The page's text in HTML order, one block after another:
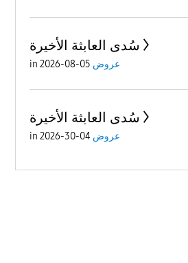
سُدى العابثة الأخيرة
in عروض 05-08-2026
سُدى العابثة الأخيرة
in عروض 04-30-2026